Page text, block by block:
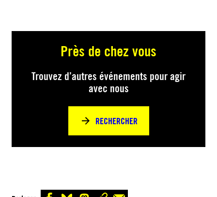
Près de chez vous
Trouvez d’autres événements pour agir
avec nous
RECHERCHER